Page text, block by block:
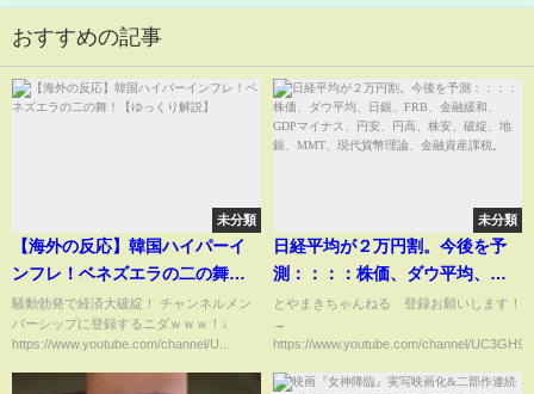
おすすめの記事
未分類
【海外の反応】韓国ハイパーイ
ンフレ！ベネズエラの二の舞！
【ゆっくり解説】
騒動勃発で経済大破綻！ チャンネルメン
バーシップに登録するニダｗｗｗ！↓
https://www.youtube.com/channel/U...
未分類
日経平均が２万円割。今後を予
測：：：：株価、ダウ平均、日
銀、FRB、金融緩和、GDPマイ
ナス、円安、円高、株安、破
綻、地銀、MMT、現代貨幣理
論、金融資産課税。
とやまきちゃんねる 登録お願いします！
→
https://www.youtube.com/channel/